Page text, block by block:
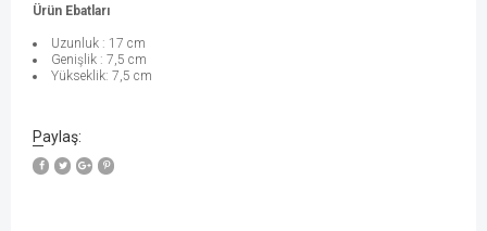
Ürün Ebatları
Uzunluk : 17 cm
Genişlik : 7,5 cm
Yükseklik: 7,5 cm
Paylaş: